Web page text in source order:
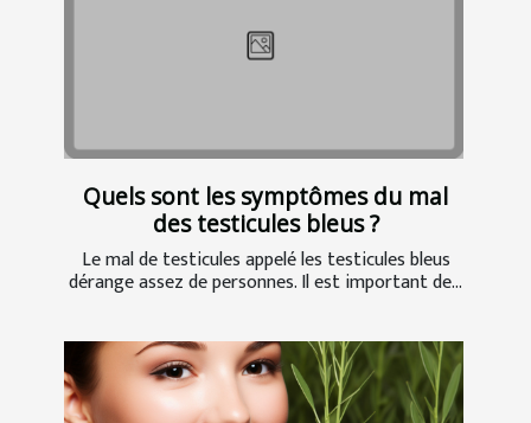
Quels sont les symptômes du mal
des testicules bleus ?
Le mal de testicules appelé les testicules bleus
dérange assez de personnes. Il est important de...